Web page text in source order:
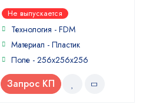
0
out
of
Не выпускается
Технология - FDM
Материал - Пластик
Поле - 256х256х256
Запрос КП